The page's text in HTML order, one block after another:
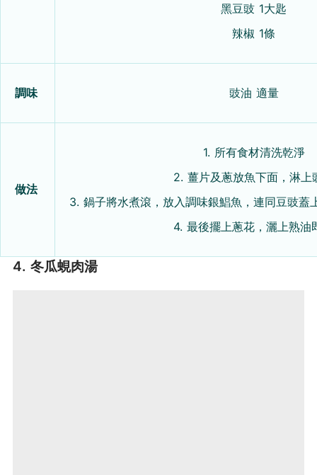
黑豆豉 1大匙
辣椒 1條
調味 豉油 適量
做法
1. 所有食材清洗乾淨
2. 薑片及蔥放魚下面，淋上
3. 鍋子將水煮滾，放入調味銀鯧魚，連同豆豉蓋
4. 最後擺上蔥花，灑上熟油
4. 冬瓜蜆肉湯